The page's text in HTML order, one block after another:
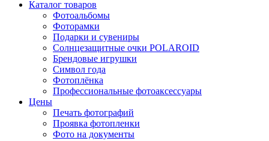
Каталог товаров
Фотоальбомы
Фоторамки
Подарки и сувениры
Солнцезащитные очки POLAROID
Брендовые игрушки
Символ года
Фотоплёнка
Профессиональные фотоаксессуары
Цены
Печать фотографий
Проявка фотопленки
Фото на документы